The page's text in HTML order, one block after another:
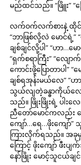
မည်ထင်သည်။ “ဖြိူး” “ပ
လက်ဝက်လက်စားနဲ့ ထိုင်
“ဘာဖြစ်လို့လဲ မောင်ရဲ့
ချစ်ချင်လို့ပါ” “ဟာ…
“ရှက်စရာကြီး” “လျေ
ကောင်းဖို့ပြောတာပါ” “
ချစ်ရအုန်းမယ်လေ” ”ဟာ
သွယ်လျတဲ့ခန္ဓာကိုယ်လေ
သည်။ ဖြိုးဖြိုးရဲ့ ပါး
ညီတော်မောင်ကလည်း တ
ကျော်…ရေ…ဖိုးကျေ
ကြားလိုက်ရသည်။ အခု
ကြောင့် ဖိုးကျော် ဖီး
နော်ဖြိုး မောင့်သူငယ်